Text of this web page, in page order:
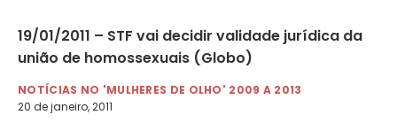
19/01/2011 – STF vai decidir validade jurídica da
união de homossexuais (Globo)
NOTÍCIAS NO 'MULHERES DE OLHO' 2009 A 2013
20 de janeiro, 2011